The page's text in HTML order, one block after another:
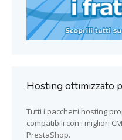
Hosting ottimizzato
Tutti i pacchetti hosting
compatibili con i migliori
PrestaShop.